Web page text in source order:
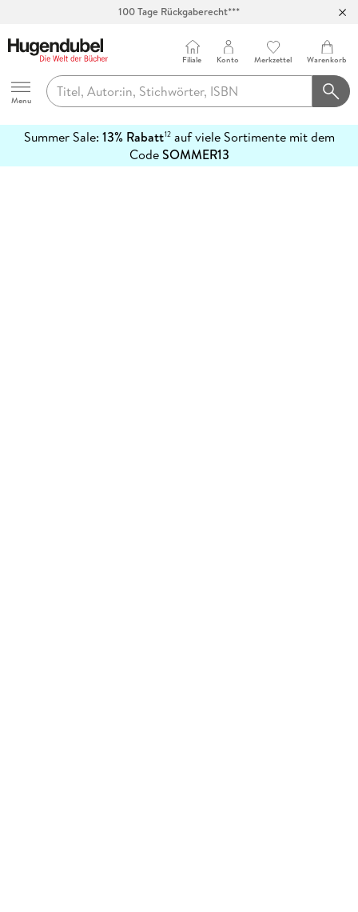
100 Tage Rückgaberecht***
Hugendubel
Menu
Filiale Konto Merkzettel Warenkorb
Summer Sale: 13% Rabatt12auf viele Sortimente mit dem
CodeSOMMER13
erfahren